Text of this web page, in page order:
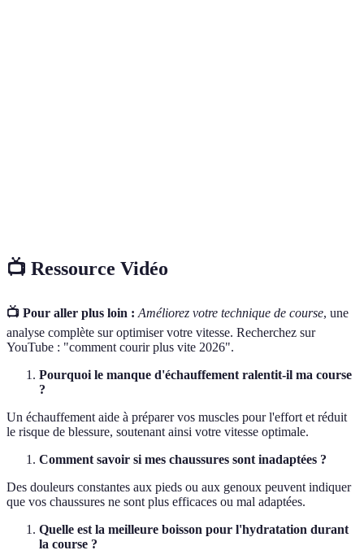
📺 Ressource Vidéo
📺 Pour aller plus loin : Améliorez votre technique de course, une
analyse complète sur optimiser votre vitesse. Recherchez sur
YouTube : "comment courir plus vite 2026".
Pourquoi le manque d'échauffement ralentit-il ma course
?
Un échauffement aide à préparer vos muscles pour l'effort et réduit
le risque de blessure, soutenant ainsi votre vitesse optimale.
Comment savoir si mes chaussures sont inadaptées ?
Des douleurs constantes aux pieds ou aux genoux peuvent indiquer
que vos chaussures ne sont plus efficaces ou mal adaptées.
Quelle est la meilleure boisson pour l'hydratation durant
la course ?